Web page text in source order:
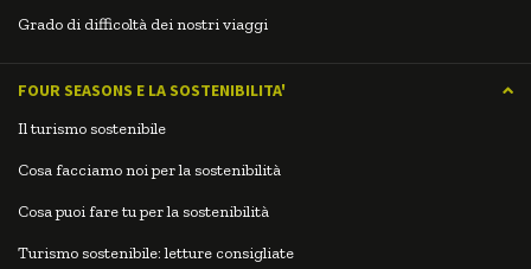
Grado di difficoltà dei nostri viaggi
FOUR SEASONS E LA SOSTENIBILITA'
Il turismo sostenibile
Cosa facciamo noi per la sostenibilità
Cosa puoi fare tu per la sostenibilità
Turismo sostenibile: letture consigliate